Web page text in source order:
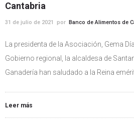
Cantabria
31 de julio de 2021 por Banco de Alimentos de
La presidenta de la Asociación, Gema
Gobierno regional, la alcaldesa de
Ganadería han saludado a la Reina
Leer más